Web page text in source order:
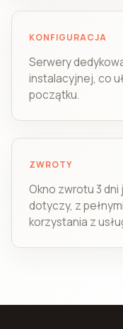
KONFIGURACJA
Serwery
instalacyjnej, co
początku.
ZWROTY
Okno zwrotu 3
dotyczy, z
korzystania z